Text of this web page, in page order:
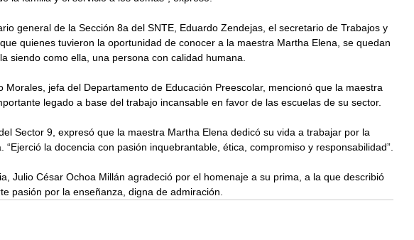
general de la Sección 8a del SNTE, Eduardo Zendejas, el secretario de Trabajos y
quienes tuvieron la oportunidad de conocer a la maestra Martha Elena, se quedan
siendo como ella, una persona con calidad humana.
Morales, jefa del Departamento de Educación Preescolar, mencionó que la maestra
legado a base del trabajo incansable en favor de las escuelas de su sector.
Sector 9, expresó que la maestra Martha Elena dedicó su vida a trabajar por la
la docencia con pasión inquebrantable, ética, compromiso y responsabilidad”.
Julio César Ochoa Millán agradeció por el homenaje a su prima, a la que describió
pasión por la enseñanza, digna de admiración.